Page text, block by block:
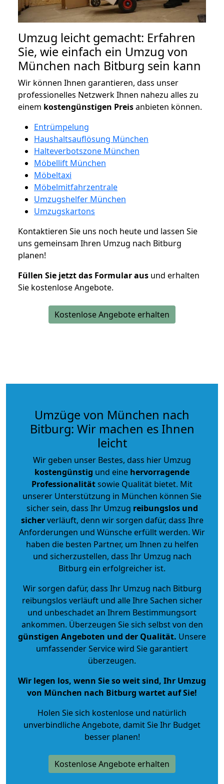
Umzug leicht gemacht: Erfahren
Sie, wie einfach ein Umzug von
München nach Bitburg sein kann
Wir können Ihnen garantieren, dass unser
professionelles Netzwerk Ihnen nahezu alles zu
einem kostengünstigen Preisanbieten können.
Entrümpelung
Haushaltsauflösung München
Halteverbotszone München
Möbellift München
Möbeltaxi
Möbelmitfahrzentrale
Umzugshelfer München
Umzugskartons
Kontaktieren Sie uns noch heute und lassen Sie
uns gemeinsam Ihren Umzug nach Bitburg
planen!
Füllen Sie jetzt das Formular aus und erhalten
Sie kostenlose Angebote.
Kostenlose Angebote erhalten
Umzüge von München nach
Bitburg: Wir machen es Ihnen
leicht
Wir geben unser Bestes, dass hier Umzug
kostengünstig und eine hervorragende
Professionalitätsowie Qualität bietet. Mit
unserer Unterstützung in München können Sie
sicher sein, dass Ihr Umzug reibungslos und
sicherverläuft, denn wir sorgen dafür, dass Ihre
Anforderungen und Wünsche erfüllt werden. Wir
haben die besten Partner, um Ihnen zu helfen
und sicherzustellen, dass Ihr Umzug nach
Bitburg ein erfolgreicher ist.
Wir sorgen dafür, dass Ihr Umzug nach Bitburg
reibungslos verläuft und alle Ihre Sachen sicher
und unbeschadet an Ihrem Bestimmungsort
ankommen. Überzeugen Sie sich selbst von den
günstigen Angeboten und der Qualität. Unsere
umfassender Service wird Sie garantiert
überzeugen.
Wir legen los, wenn Sie so weit sind, Ihr Umzug
von München nach Bitburg wartet auf Sie!
Holen Sie sich kostenlose und natürlich
unverbindliche Angebote, damit Sie Ihr Budget
besser planen!
Kostenlose Angebote erhalten